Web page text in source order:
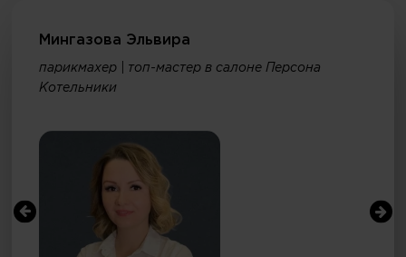
Мингазова Эльвира
парикмахер | топ-мастер в салоне Персона
Котельники